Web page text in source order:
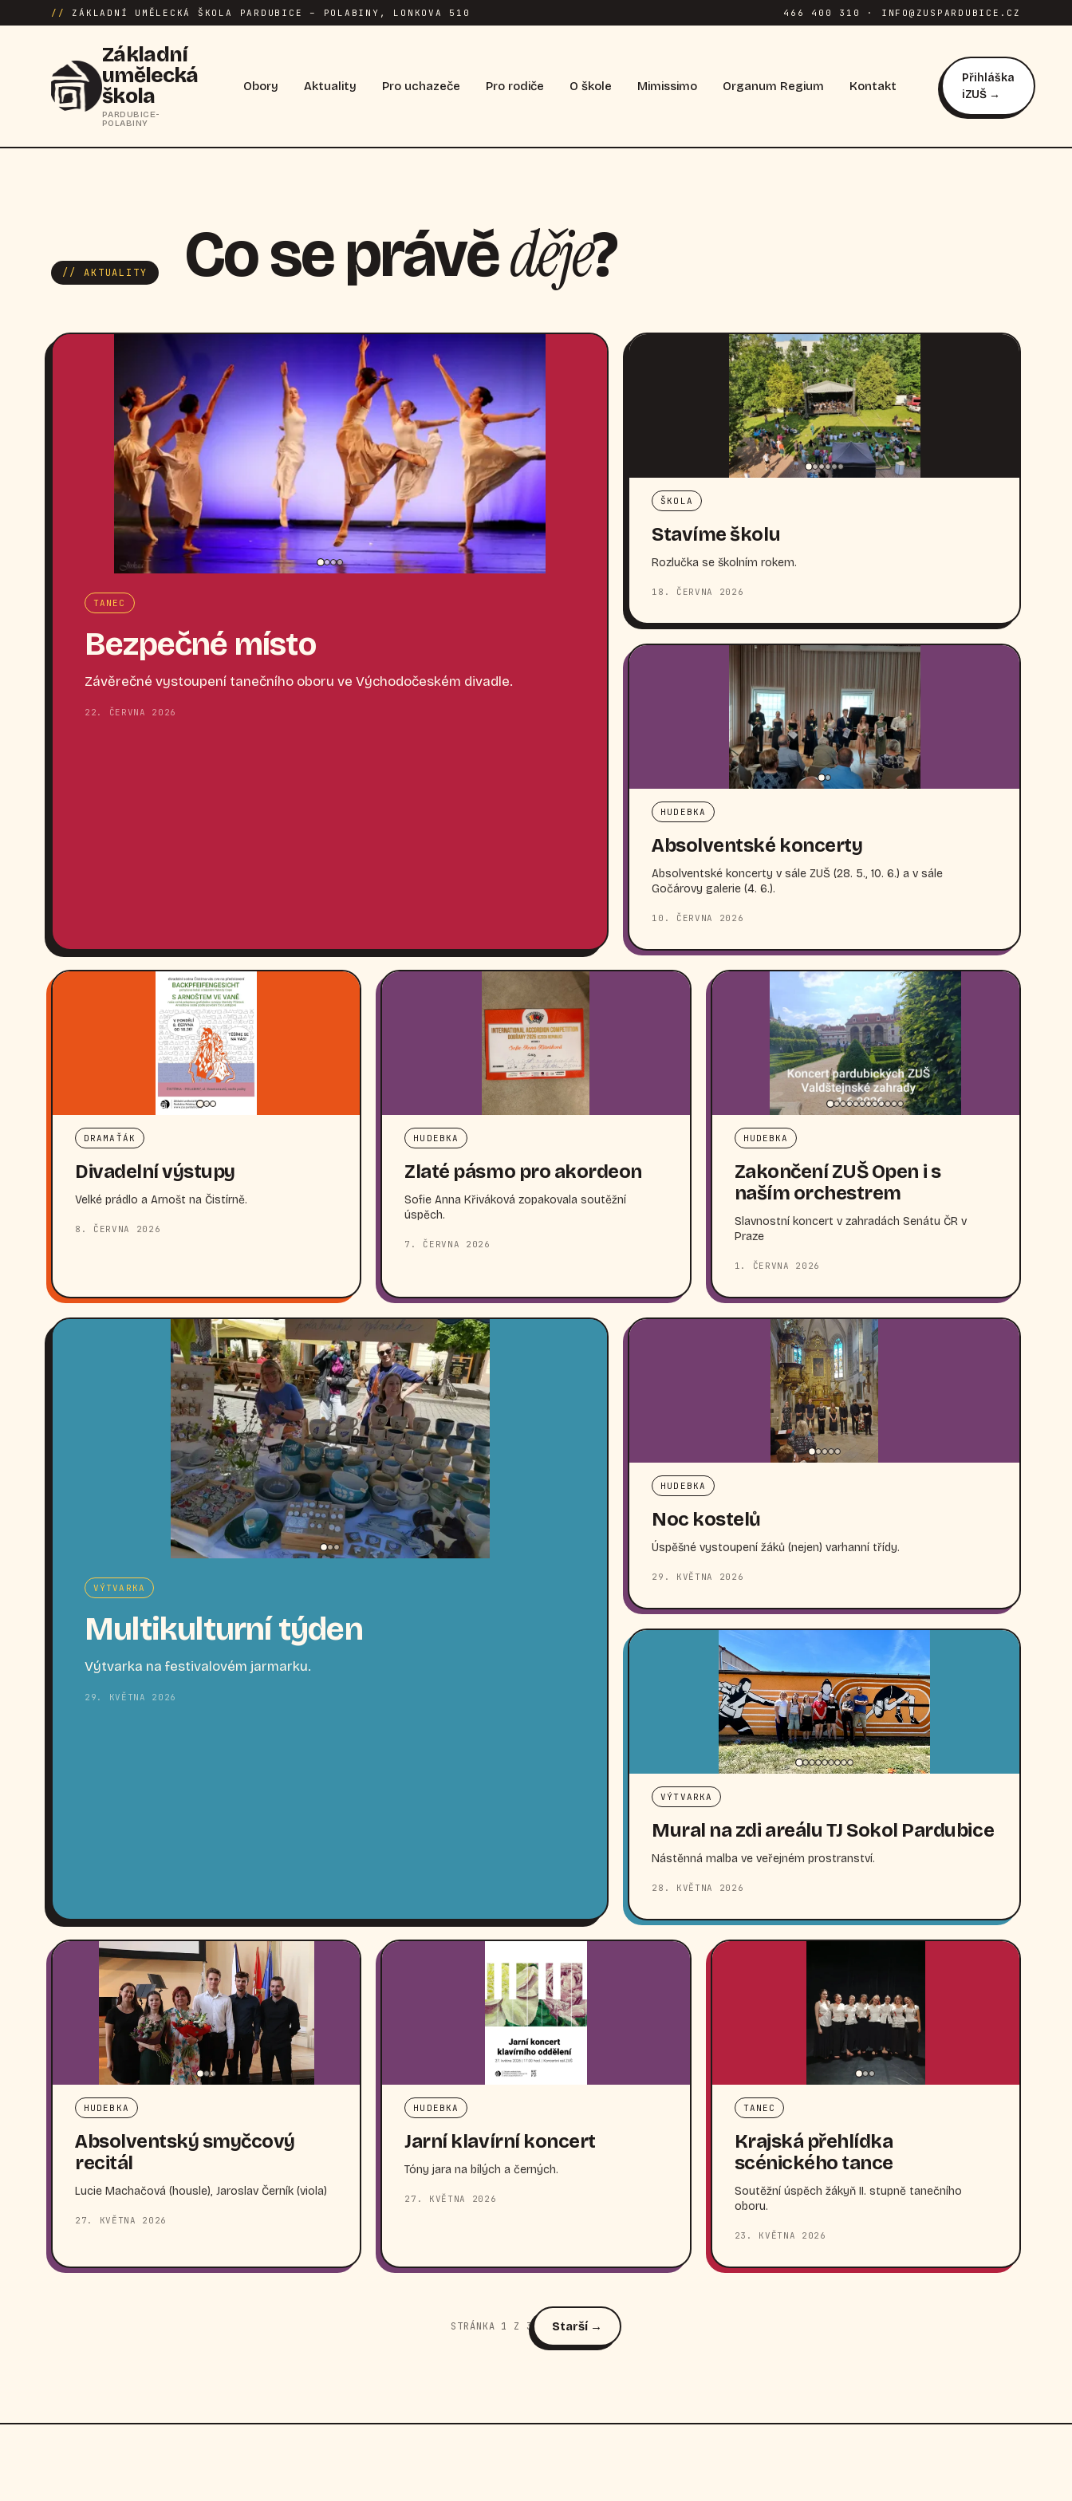
// ZÁKLADNÍ UMĚLECKÁ ŠKOLA PARDUBICE – POLABINY, LONKOVA 510 466 400 310 · INFO@ZUSPARDUBICE.CZ
Základní
umělecká
škola
PARDUBICE-
POLABINY
Obory Aktuality Pro uchazeče Pro rodiče O škole Mimissimo Organum Regium Kontakt
Přihláška
iZUŠ →
// AKTUALITY Co se právěděje?
TANEC
Bezpečné místo
Závěrečné vystoupení tanečního oboru ve Východočeském divadle.
22. ČERVNA 2026
ŠKOLA
Stavíme školu
Rozlučka se školním rokem.
18. ČERVNA 2026
HUDEBKA
Absolventské koncerty
Absolventské koncerty v sále ZUŠ (28. 5., 10. 6.) a v sále
Gočárovy galerie (4. 6.).
10. ČERVNA 2026
DRAMAŤÁK
Divadelní výstupy
Velké prádlo a Arnošt na Čistírně.
8. ČERVNA 2026
HUDEBKA
Zlaté pásmo pro akordeon
Sofie Anna Křiváková zopakovala soutěžní
úspěch.
7. ČERVNA 2026
HUDEBKA
Zakončení ZUŠ Open i s
naším orchestrem
Slavnostní koncert v zahradách Senátu ČR v
Praze
1. ČERVNA 2026
VÝTVARKA
Multikulturní týden
Výtvarka na festivalovém jarmarku.
29. KVĚTNA 2026
HUDEBKA
Noc kostelů
Úspěšné vystoupení žáků (nejen) varhanní třídy.
29. KVĚTNA 2026
VÝTVARKA
Mural na zdi areálu TJ Sokol Pardubice
Nástěnná malba ve veřejném prostranství.
28. KVĚTNA 2026
HUDEBKA
Absolventský smyčcový
recitál
Lucie Machačová (housle), Jaroslav Černík (viola)
27. KVĚTNA 2026
HUDEBKA
Jarní klavírní koncert
Tóny jara na bílých a černých.
27. KVĚTNA 2026
TANEC
Krajská přehlídka
scénického tance
Soutěžní úspěch žákyň II. stupně tanečního
oboru.
23. KVĚTNA 2026
STRÁNKA 1 Z 3 Starší →